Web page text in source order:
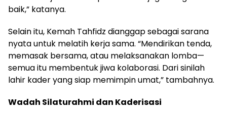
baik,” katanya.
Selain itu, Kemah Tahfidz dianggap sebagai sarana
nyata untuk melatih kerja sama. “Mendirikan tenda,
memasak bersama, atau melaksanakan lomba—
semua itu membentuk jiwa kolaborasi. Dari sinilah
lahir kader yang siap memimpin umat,” tambahnya.
Wadah Silaturahmi dan Kaderisasi